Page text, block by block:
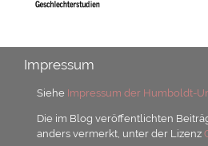
Impressum
Siehe Impressum der Humboldt-
Die im Blog veröffentlichten
anders vermerkt, unter der Lizenz